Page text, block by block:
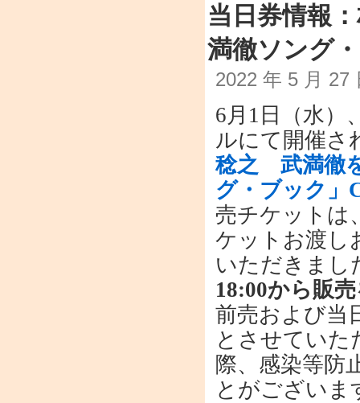
当日券情報
満徹ソング
2022 年 5 月 27
6月1日（水）
ルにて開催さ
稔之 武満徹
グ・ブック」
売チケットは
ケットお渡し
いただきまし
18:00から販
前売および当
とさせていた
際、感染等防
とがございま